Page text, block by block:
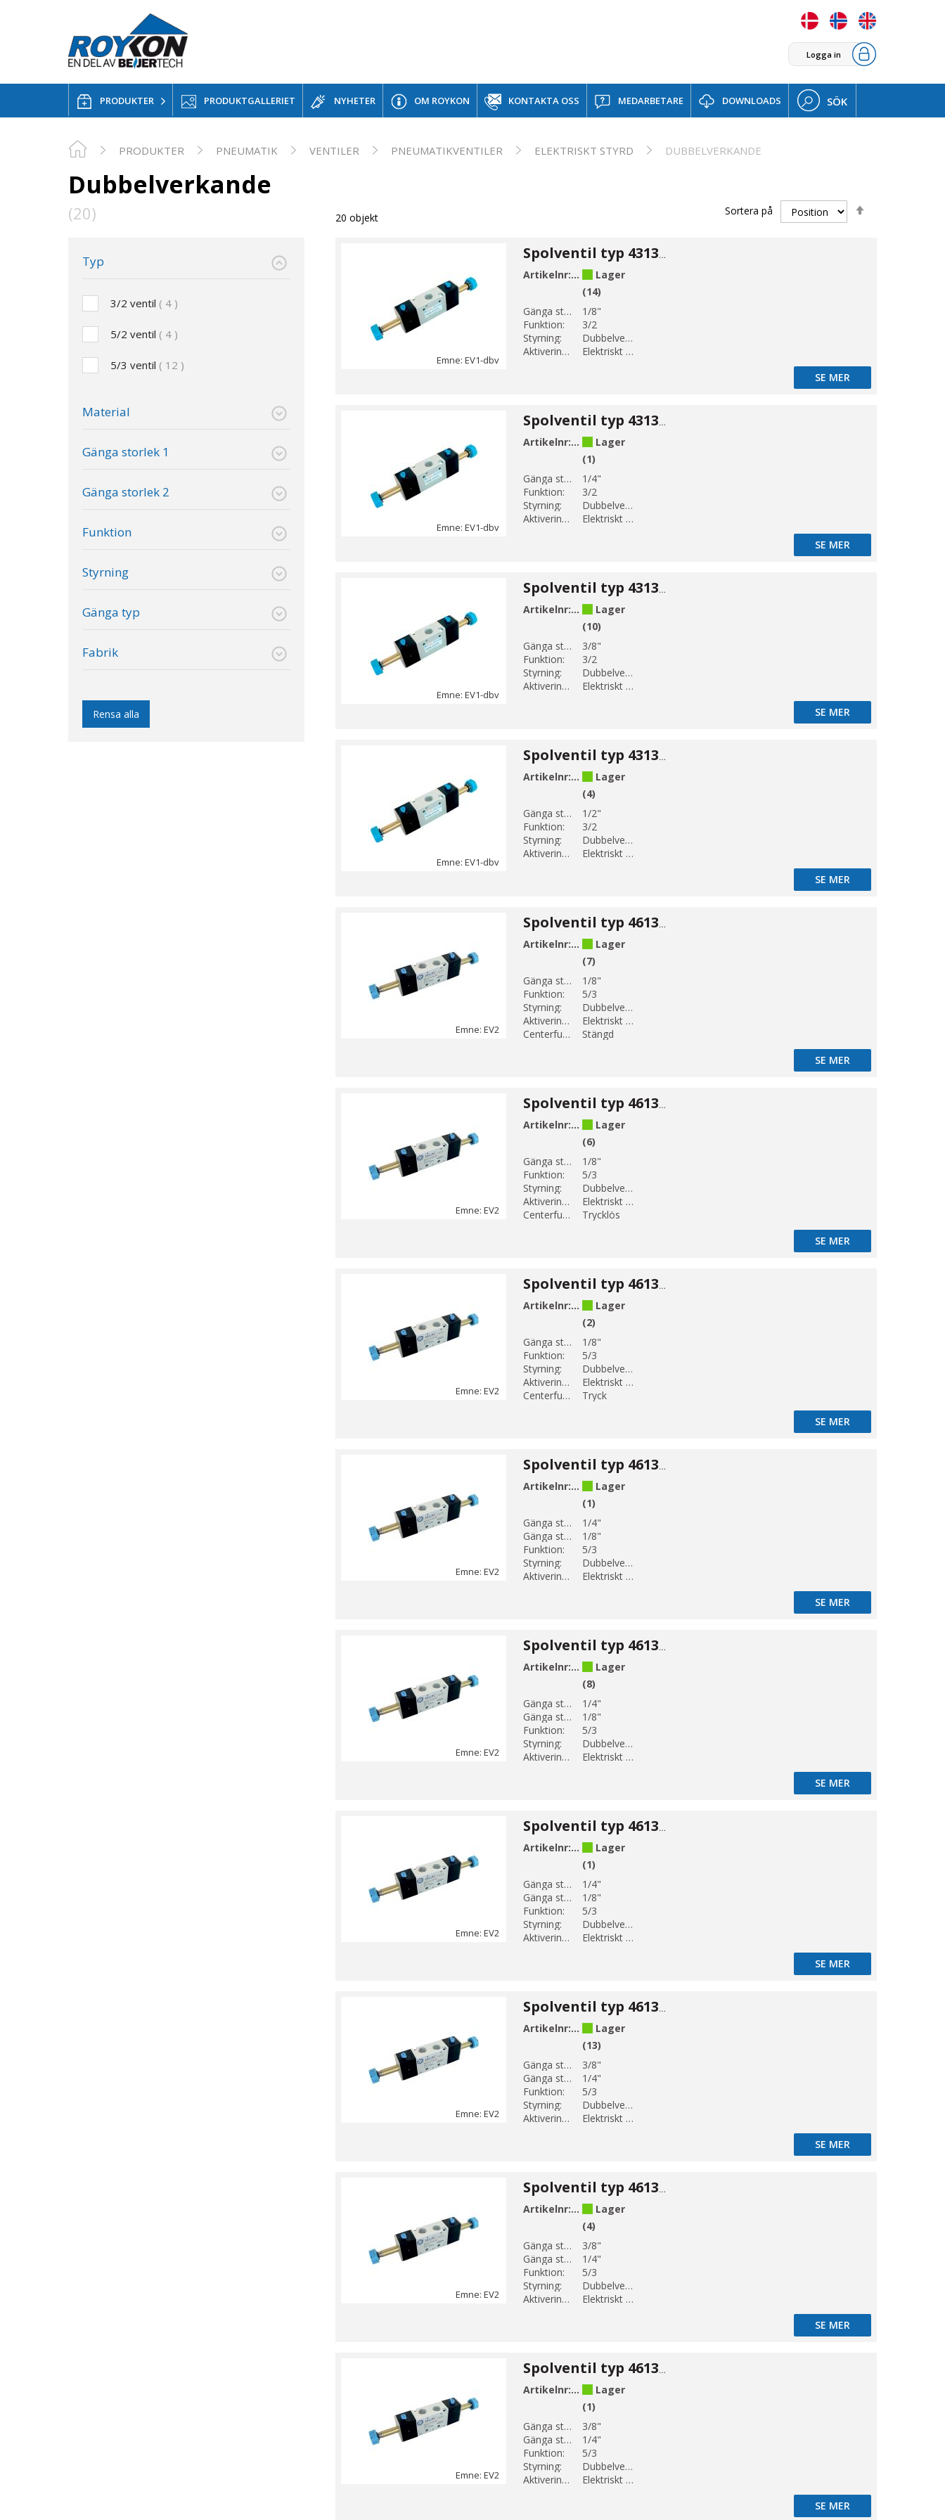
Logga in
PRODUKTER PRODUKTGALLERIET NYHETER OM ROYKON KONTAKTA OSS MEDARBETARE DOWNLOADS SÖK
PRODUKTER PNEUMATIK VENTILER PNEUMATIKVENTILER ELEKTRISKT STYRD DUBBELVERKANDE
Dubbelverkande
(20)
Typ
3/2 ventil 4
5/2 ventil 4
5/3 ventil 12
Material
Gänga storlek 1
Gänga storlek 2
Funktion
Styrning
Gänga typ
Fabrik
Rensa alla
20 objekt
Sortera på
Emne: EV1-dbv
Spolventil typ 43134 ALU 3/2 1/8"
Artikelnr:EV1-4Lager
(14)
Gänga storlek 1:
1/8"
Funktion:
3/2
Styrning:
Dubbelverkande
Aktiveringsmetod:
Elektriskt styrd
SE MER
Emne: EV1-dbv
Spolventil typ 43134 ALU 3/2 1/4"
Artikelnr:EV1-6Lager
(1)
Gänga storlek 1:
1/4"
Funktion:
3/2
Styrning:
Dubbelverkande
Aktiveringsmetod:
Elektriskt styrd
SE MER
Emne: EV1-dbv
Spolventil typ 43134 ALU 3/2 3/8"
Artikelnr:EV1-8Lager
(10)
Gänga storlek 1:
3/8"
Funktion:
3/2
Styrning:
Dubbelverkande
Aktiveringsmetod:
Elektriskt styrd
SE MER
Emne: EV1-dbv
Spolventil typ 43134 ALU 3/2 1/2"
Artikelnr:EV1-10Lager
(4)
Gänga storlek 1:
1/2"
Funktion:
3/2
Styrning:
Dubbelverkande
Aktiveringsmetod:
Elektriskt styrd
SE MER
Emne: EV2
Spolventil typ 46134 ALU 5/3 1/8"
Artikelnr:EV2-8Lager
(7)
Gänga storlek 1:
1/8"
Funktion:
5/3
Styrning:
Dubbelverkande
Aktiveringsmetod:
Elektriskt styrd
Centerfunktion:
Stängd
SE MER
Emne: EV2
Spolventil typ 46134 ALU 5/3 1/8"
Artikelnr:EV2-9Lager
(6)
Gänga storlek 1:
1/8"
Funktion:
5/3
Styrning:
Dubbelverkande
Aktiveringsmetod:
Elektriskt styrd
Centerfunktion:
Trycklös
SE MER
Emne: EV2
Spolventil typ 46134 ALU 5/3 1/8"
Artikelnr:EV2-10Lager
(2)
Gänga storlek 1:
1/8"
Funktion:
5/3
Styrning:
Dubbelverkande
Aktiveringsmetod:
Elektriskt styrd
Centerfunktion:
Tryck
SE MER
Emne: EV2
Spolventil typ 46134 ALU 5/3 1/4"
Artikelnr:EV2-13Lager
(1)
Gänga storlek 1:
1/4"
Gänga storlek 2:
1/8"
Funktion:
5/3
Styrning:
Dubbelverkande
Aktiveringsmetod:
Elektriskt styrd
SE MER
Emne: EV2
Spolventil typ 46134 ALU 5/3 1/4"
Artikelnr:EV2-14Lager
(8)
Gänga storlek 1:
1/4"
Gänga storlek 2:
1/8"
Funktion:
5/3
Styrning:
Dubbelverkande
Aktiveringsmetod:
Elektriskt styrd
SE MER
Emne: EV2
Spolventil typ 46134 ALU 5/3 1/4"
Artikelnr:EV2-15Lager
(1)
Gänga storlek 1:
1/4"
Gänga storlek 2:
1/8"
Funktion:
5/3
Styrning:
Dubbelverkande
Aktiveringsmetod:
Elektriskt styrd
SE MER
Emne: EV2
Spolventil typ 46134 ALU 5/3 3/8"
Artikelnr:EV2-18Lager
(13)
Gänga storlek 1:
3/8"
Gänga storlek 2:
1/4"
Funktion:
5/3
Styrning:
Dubbelverkande
Aktiveringsmetod:
Elektriskt styrd
SE MER
Emne: EV2
Spolventil typ 46134 ALU 5/3 3/8"
Artikelnr:EV2-19Lager
(4)
Gänga storlek 1:
3/8"
Gänga storlek 2:
1/4"
Funktion:
5/3
Styrning:
Dubbelverkande
Aktiveringsmetod:
Elektriskt styrd
SE MER
Emne: EV2
Spolventil typ 46134 ALU 5/3 3/8"
Artikelnr:EV2-20Lager
(1)
Gänga storlek 1:
3/8"
Gänga storlek 2:
1/4"
Funktion:
5/3
Styrning:
Dubbelverkande
Aktiveringsmetod:
Elektriskt styrd
SE MER